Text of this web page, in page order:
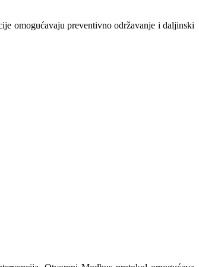
omogućavaju preventivno održavanje i daljinski